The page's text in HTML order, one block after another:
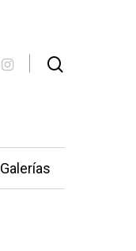
Galerías